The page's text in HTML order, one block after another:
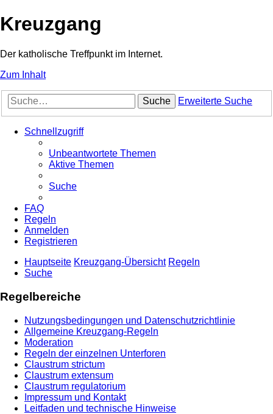
Kreuzgang
Der katholische Treffpunkt im Internet.
Zum Inhalt
Suche Erweiterte Suche
Schnellzugriff
Unbeantwortete Themen
Aktive Themen
Suche
FAQ
Regeln
Anmelden
Registrieren
Hauptseite Kreuzgang-Übersicht Regeln
Suche
Regelbereiche
Nutzungsbedingungen und Datenschutzrichtlinie
Allgemeine Kreuzgang-Regeln
Moderation
Regeln der einzelnen Unterforen
Claustrum strictum
Claustrum extensum
Claustrum regulatorium
Impressum und Kontakt
Leitfaden und technische Hinweise